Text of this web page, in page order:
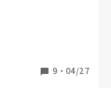
吐物みたいな
クで呆然とし
ぎも反応あり
から気づかない
9 ・ 04/27